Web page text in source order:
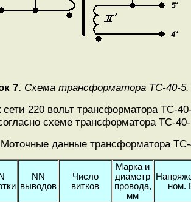
7. Схема трансформатора ТС-40-5.
220 вольт трансформатора ТС-
схеме трансформатора ТС-
Моточные данные трансформатора
NN
выводов
Число
витков
Марка и
диаметр
провода,
мм
ном.